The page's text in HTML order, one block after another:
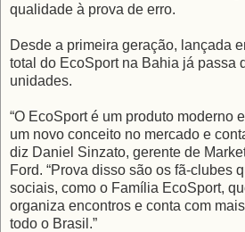
qualidade à prova de erro.
Desde a primeira geração, lançada
total do EcoSport na Bahia já passa
unidades.
“O EcoSport é um produto moderno
um novo conceito no mercado e
diz Daniel Sinzato, gerente de
Ford. “Prova disso são os fã-clubes
sociais, como o Família EcoSport,
organiza encontros e conta com
todo o Brasil.”